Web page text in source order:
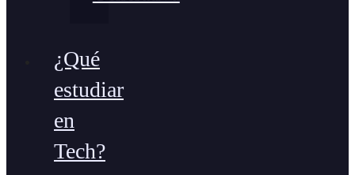
¿Qué
estudiar
en
Tech?